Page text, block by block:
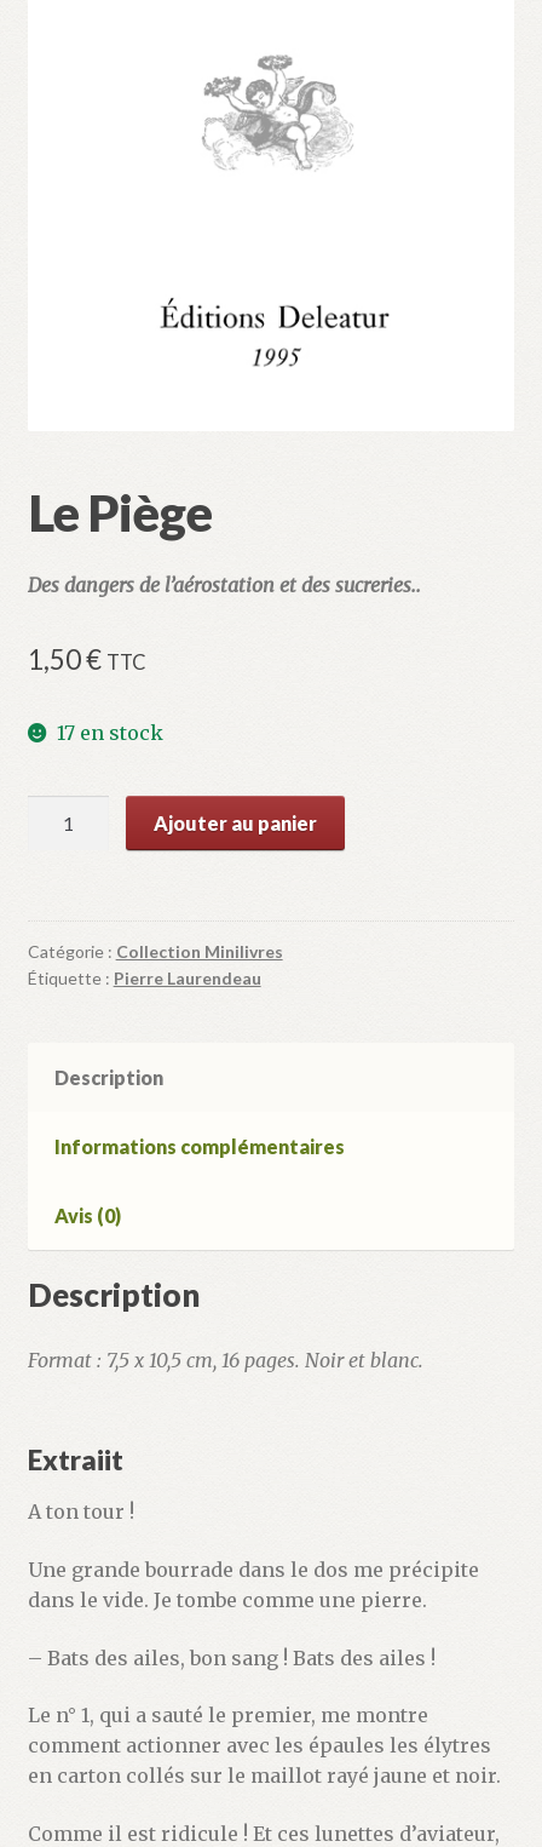
Le Piège
Des dangers de l’aérostation et des sucreries..
1,50€ TTC
17 en stock
Ajouter au panier
Catégorie : Collection Minilivres
Étiquette : Pierre Laurendeau
Description
Informations complémentaires
Avis (0)
Description
Format : 7,5 x 10,5 cm, 16 pages. Noir et blanc.
Extraiit
A ton tour !
Une grande bourrade dans le dos me précipite
dans le vide. Je tombe comme une pierre.
– Bats des ailes, bon sang ! Bats des ailes !
Le n° 1, qui a sauté le premier, me montre
comment actionner avec les épaules les élytres
en carton collés sur le maillot rayé jaune et noir.
Comme il est ridicule ! Et ces lunettes d’aviateur,